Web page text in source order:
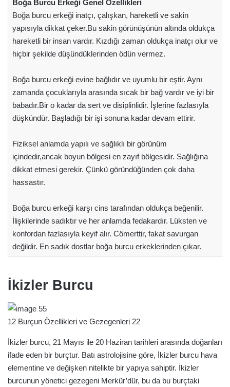
Boğa Burcu Erkeği Genel Özellikleri
Boğa burcu erkeği inatçı, çalışkan, hareketli ve sakin
yapısıyla dikkat çeker.Bu sakin görünüşünün altında oldukça
hareketli bir insan vardır. Kızdığı zaman oldukça inatçı olur ve
hiçbir şekilde düşündüklerinden ödün vermez.
Boğa burcu erkeği evine bağlıdır ve uyumlu bir eştir. Aynı
zamanda çocuklarıyla arasında sıcak bir bağ vardır ve iyi bir
babadır.Bir o kadar da sert ve disiplinlidir. İşlerine fazlasıyla
düşkündür. Başladığı bir işi sonuna kadar devam ettirir.
Fiziksel anlamda yapılı ve sağlıklı bir görünüm
içindedir,ancak boyun bölgesi en zayıf bölgesidir. Sağlığına
dikkat etmesi gerekir. Çünkü göründüğünden çok daha
hassastır.
Boğa burcu erkeği karşı cins tarafından oldukça beğenilir.
İlişkilerinde sadıktır ve her anlamda fedakardır. Lüksten ve
konfordan fazlasıyla keyif alır. Cömerttir, fakat savurgan
değildir. En sadık dostlar boğa burcu erkeklerinden çıkar.
İkizler Burcu
12 Burçun Özellikleri ve Gezegenleri 22
İkizler burcu, 21 Mayıs ile 20 Haziran tarihleri arasında doğanları
ifade eden bir burçtur. Batı astrolojisine göre, İkizler burcu hava
elementine ve değişken nitelikte bir yapıya sahiptir. İkizler
burcunun yönetici gezegeni Merkür’dür, bu da bu burçtaki